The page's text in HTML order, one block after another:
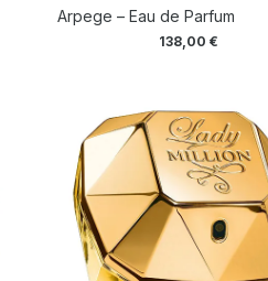
Arpege – Eau de Parfum
138,00 €